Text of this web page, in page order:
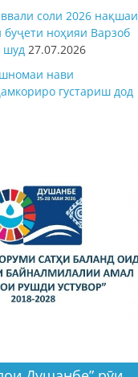
соли 2026 нақшаи
ноҳияи Варзоб
шуд 27.07.2026
нави
густариш дод